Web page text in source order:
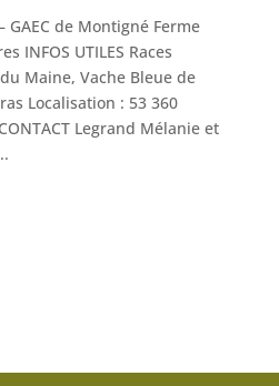
GAEC de Montigné Ferme
INFOS UTILES Races
Maine, Vache Bleue de
Localisation : 53 360
Legrand Mélanie et